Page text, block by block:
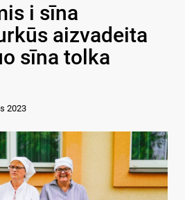
i sīna
aizvadeita
sīna tolka
2023